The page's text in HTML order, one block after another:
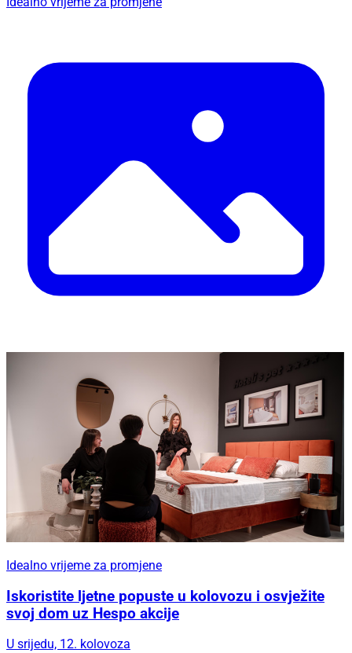
Idealno vrijeme za promjene
Iskoristite ljetne popuste u kolovozu i osvježite
svoj dom uz Hespo akcije
U srijedu, 12. kolovoza